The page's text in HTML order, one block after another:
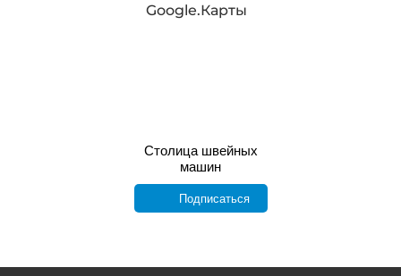
Google.Карты
Столица швейных
машин
Подписаться